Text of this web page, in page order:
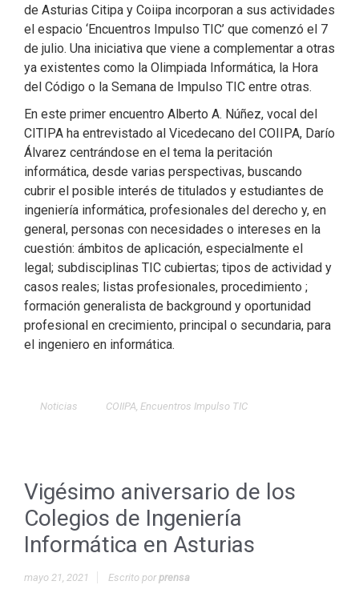
de Asturias Citipa y Coiipa incorporan a sus actividades
el espacio ‘Encuentros Impulso TIC’ que comenzó el 7
de julio. Una iniciativa que viene a complementar a otras
ya existentes como la Olimpiada Informática, la Hora
del Código o la Semana de Impulso TIC entre otras.
En este primer encuentro Alberto A. Núñez, vocal del
CITIPA ha entrevistado al Vicedecano del COIIPA, Darío
Álvarez centrándose en el tema la peritación
informática, desde varias perspectivas, buscando
cubrir el posible interés de titulados y estudiantes de
ingeniería informática, profesionales del derecho y, en
general, personas con necesidades o intereses en la
cuestión: ámbitos de aplicación, especialmente el
legal; subdisciplinas TIC cubiertas; tipos de actividad y
casos reales; listas profesionales, procedimiento ;
formación generalista de background y oportunidad
profesional en crecimiento, principal o secundaria, para
el ingeniero en informática.
Noticias COIIPA, Encuentros Impulso TIC
Vigésimo aniversario de los
Colegios de Ingeniería
Informática en Asturias
mayo 21, 2021 Escrito porprensa